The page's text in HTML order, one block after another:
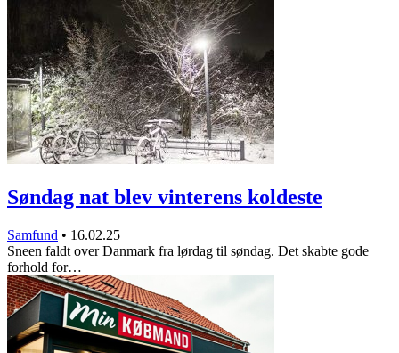
Søndag nat blev vinterens koldeste
Samfund • 16.02.25
Sneen faldt over Danmark fra lørdag til søndag. Det skabte gode
forhold for…